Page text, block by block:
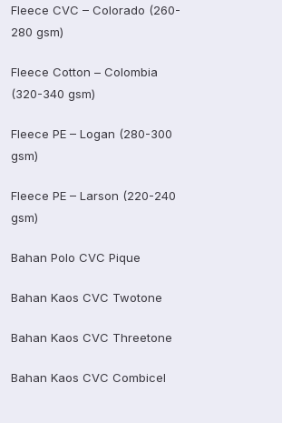
Fleece CVC – Colorado (260-
280 gsm)
Fleece Cotton – Colombia
(320-340 gsm)
Fleece PE – Logan (280-300
gsm)
Fleece PE – Larson (220-240
gsm)
Bahan Polo CVC Pique
Bahan Kaos CVC Twotone
Bahan Kaos CVC Threetone
Bahan Kaos CVC Combicel